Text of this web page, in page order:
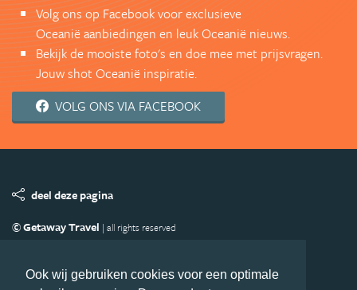
Ook wij gebruiken cookies voor een optimale
Volg ons op Facebook voor exclusieve
Oceanië aanbiedingen en leuk Oceanië nieuws.
Bekijk de mooiste foto's en doe mee met prijsvragen.
Jouw shot Oceanië inspiratie.
VOLG ONS VIA FACEBOOK
deel deze pagina
© Getaway Travel | all rights reserved
Copyright
Privacy statement Disclaimer Cookies